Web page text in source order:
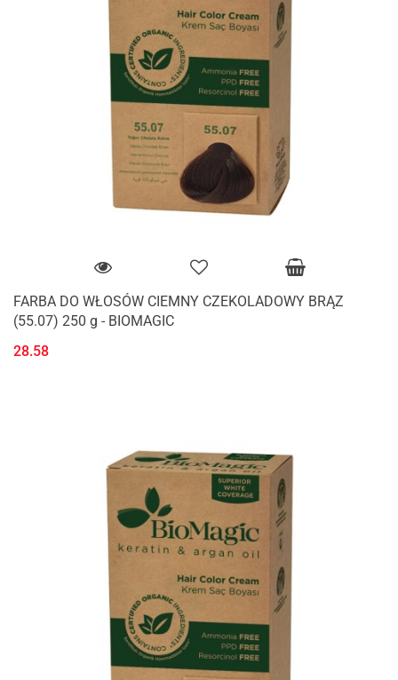
FARBA DO WŁOSÓW CIEMNY CZEKOLADOWY BRĄZ
(55.07) 250 g - BIOMAGIC
28.58